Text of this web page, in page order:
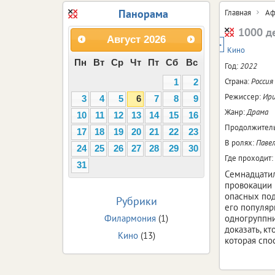
Главная
1000
18+
Кино
Год:2022
Страна:Россия
Режиссер:
Жанр:Драма
В ролях:
Где проходит:
опасных
его
доказать,
которая
Панорама
Август 2026
Пн Вт Ср Чт Пт Сб
Вс
1
2
3
4 5 6 7 8
9
10
11 12 13 14 15
16
17
18 19 20 21 22
23
24
25 26 27 28 29
30
31
Рубрики
Филармония (1)
Кино(13)